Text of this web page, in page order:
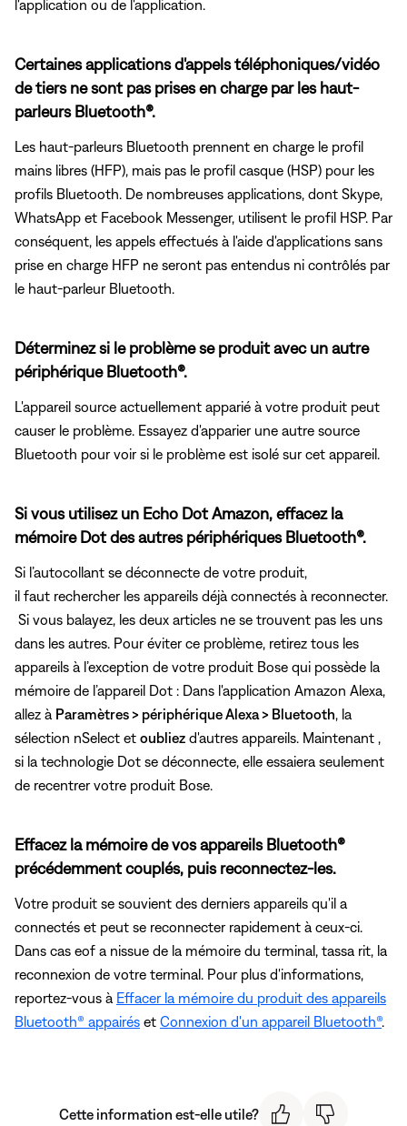
l'application ou de l'application.
Certaines applications d'appels téléphoniques/vidéo
de tiers ne sont pas prises en charge par les haut-
parleurs Bluetooth®.
Les haut-parleurs Bluetooth prennent en charge le profil
mains libres (HFP), mais pas le profil casque (HSP) pour les
profils Bluetooth. De nombreuses applications, dont Skype,
WhatsApp et Facebook Messenger, utilisent le profil HSP. Par
conséquent, les appels effectués à l'aide d'applications sans
prise en charge HFP ne seront pas entendus ni contrôlés par
le haut-parleur Bluetooth.
Déterminez si le problème se produit avec un autre
périphérique Bluetooth®.
L'appareil source actuellement apparié à votre produit peut
causer le problème. Essayez d'apparier une autre source
Bluetooth pour voir si le problème est isolé sur cet appareil.
Si vous utilisez un Echo Dot Amazon, effacez la
mémoire Dot des autres périphériques Bluetooth®.
Si l’autocollant se déconnecte de votre produit,
il faut rechercher les appareils déjà connectés à reconnecter.
Si vous balayez, les deux articles ne se trouvent pas les uns
dans les autres. Pour éviter ce problème, retirez tous les
appareils à l’exception de votre produit Bose qui possède la
mémoire de l’appareil Dot : Dans l'application Amazon Alexa,
allez à Paramètres > périphérique Alexa > Bluetooth, la
sélection nSelect et oubliez d'autres appareils. Maintenant ,
si la technologie Dot se déconnecte, elle essaiera seulement
de recentrer votre produit Bose.
Effacez la mémoire de vos appareils Bluetooth®
précédemment couplés, puis reconnectez-les.
Votre produit se souvient des derniers appareils qu'il a
connectés et peut se reconnecter rapidement à ceux-ci.
Dans cas eof a nissue de la mémoire du terminal, tassa rit, la
reconnexion de votre terminal. Pour plus d'informations,
reportez-vous à Effacer la mémoire du produit des appareils
Bluetooth® appairés et Connexion d'un appareil Bluetooth®.
Cette information est-elle utile?